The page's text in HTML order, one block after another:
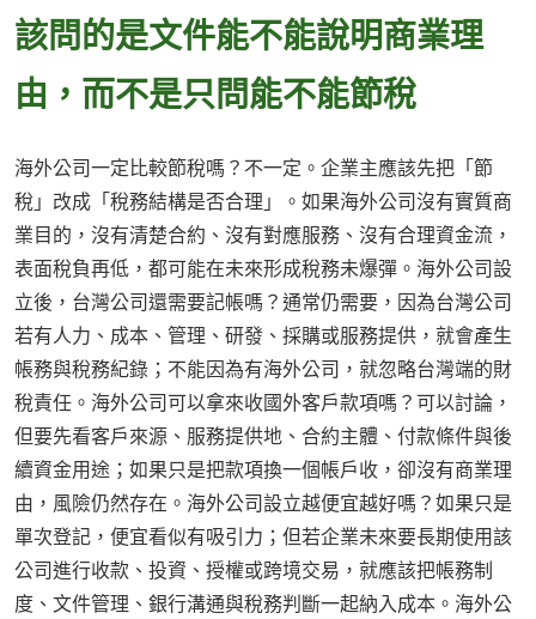
該問的是文件能不能說明商業理
由，而不是只問能不能節稅
海外公司一定比較節稅嗎？不一定。企業主應該先把「節
稅」改成「稅務結構是否合理」。如果海外公司沒有實質商
業目的，沒有清楚合約、沒有對應服務、沒有合理資金流，
表面稅負再低，都可能在未來形成稅務未爆彈。海外公司設
立後，台灣公司還需要記帳嗎？通常仍需要，因為台灣公司
若有人力、成本、管理、研發、採購或服務提供，就會產生
帳務與稅務紀錄；不能因為有海外公司，就忽略台灣端的財
稅責任。海外公司可以拿來收國外客戶款項嗎？可以討論，
但要先看客戶來源、服務提供地、合約主體、付款條件與後
續資金用途；如果只是把款項換一個帳戶收，卻沒有商業理
由，風險仍然存在。海外公司設立越便宜越好嗎？如果只是
單次登記，便宜看似有吸引力；但若企業未來要長期使用該
公司進行收款、投資、授權或跨境交易，就應該把帳務制
度、文件管理、銀行溝通與稅務判斷一起納入成本。海外公